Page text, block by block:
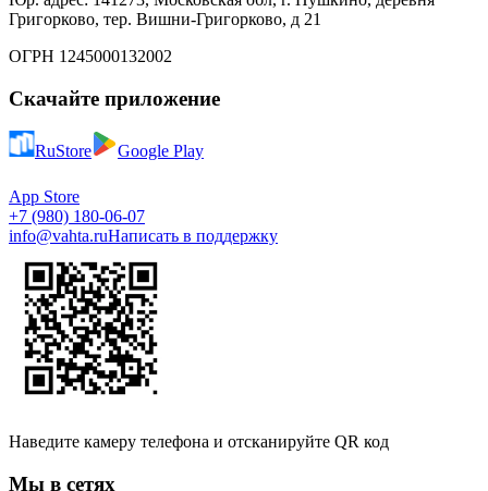
Григорково, тер. Вишни-Григорково, д 21
ОГРН 1245000132002
Скачайте приложение
RuStore Google Play
App Store
+7 (980) 180-06-07
info@vahta.ruНаписать в поддержку
Наведите камеру телефона и отсканируйте QR код
Мы в сетях